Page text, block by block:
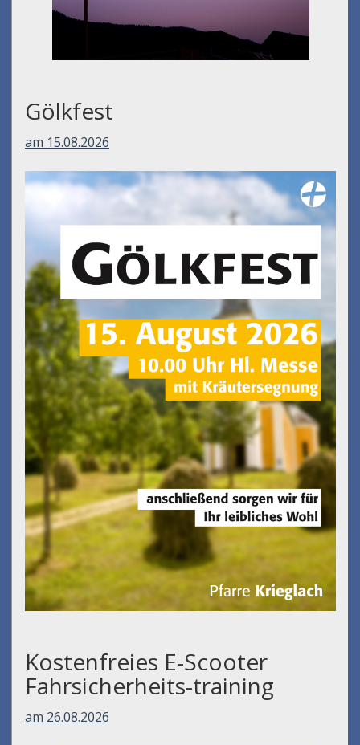
Gölkfest
am 15.08.2026
Kostenfreies E-Scooter
Fahrsicherheits-training
am 26.08.2026